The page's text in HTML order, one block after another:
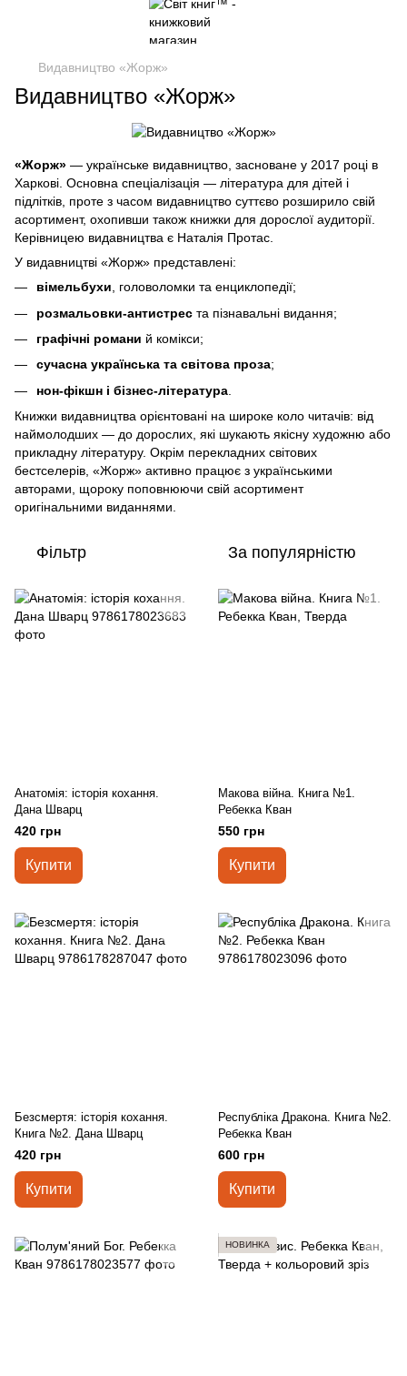
Видавництво «Жорж»
Видавництво «Жорж»
«Жорж» — українське видавництво, засноване у 2017 році в
Харкові. Основна спеціалізація — література для дітей і
підлітків, проте з часом видавництво суттєво розширило свій
асортимент, охопивши також книжки для дорослої аудиторії.
Керівницею видавництва є Наталія Протас.
У видавництві «Жорж» представлені:
вімельбухи, головоломки та енциклопедії;
розмальовки-антистрес та пізнавальні видання;
графічні романи й комікси;
сучасна українська та світова проза;
нон-фікшн і бізнес-література
Книжки видавництва орієнтовані на широке коло читачів: від
наймолодших — до дорослих, які шукають якісну художню або
прикладну літературу. Окрім перекладних світових
бестселерів, «Жорж» активно працює з українськими
авторами, щороку поповнюючи свій асортимент
оригінальними виданнями.
Фільтр За популярністю
Анатомія: історія кохання.
Дана Шварц
420 грн
Купити
Макова війна. Книга №1.
Ребекка Кван
550 грн
Купити
Безсмертя: історія кохання.
Книга №2. Дана Шварц
420 грн
Купити
Республіка Дракона. Книга №2.
Ребекка Кван
600 грн
Купити
НОВИНКА